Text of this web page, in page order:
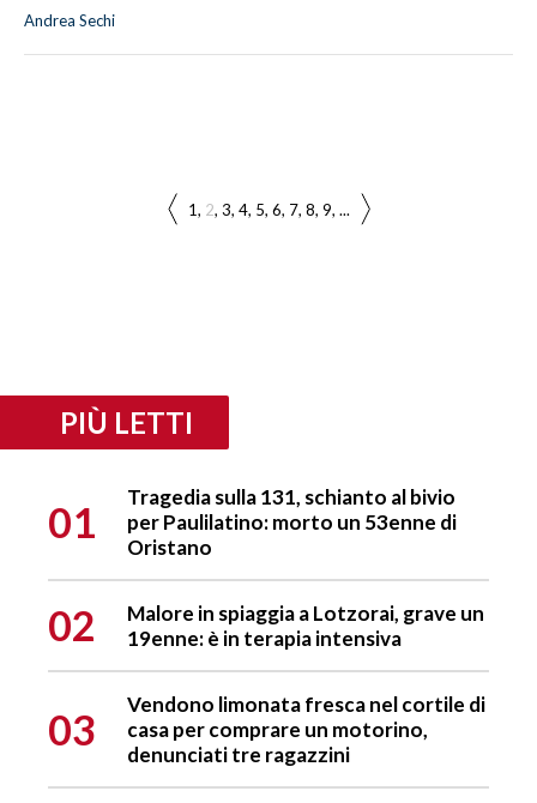
Andrea Sechi
1 2 3 4 5 6 7 8 9 ...
PIÙ LETTI
01
Tragedia sulla 131, schianto al bivio
per Paulilatino: morto un 53enne di
Oristano
02
Malore in spiaggia a Lotzorai, grave un
19enne: è in terapia intensiva
03
Vendono limonata fresca nel cortile di
casa per comprare un motorino,
denunciati tre ragazzini